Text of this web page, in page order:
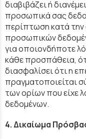
διαβιβάζει ή
προσωπικά σας
περίπτωση κατά την
προσωπικών
για οποιονδήποτε
κάθε προσπάθεια,
διασφαλίσει ότι η
πραγματοποιείται
των ορίων που είχε
δεδομένων.
4. Δικαίωμα